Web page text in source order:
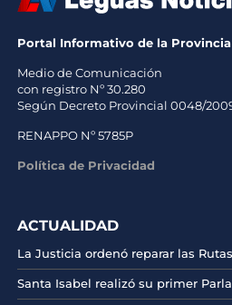
Portal Informativo de la Provincia
Medio de Comunicación
con registro Nº 30.280
Según Decreto Provincial 0048/
RENAPPO Nº 5785P
Política de Privacidad
ACTUALIDAD
La Justicia ordenó reparar las Rutas
Santa Isabel realizó su primer